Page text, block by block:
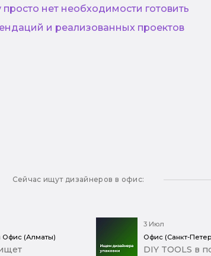
нет необходимости готовить
и реализованных проектов
Сейчас ищут дизайнеров в офис:
Офис (Алматы)
3 Июл
Офис (Санкт-
DIY TOOLS в